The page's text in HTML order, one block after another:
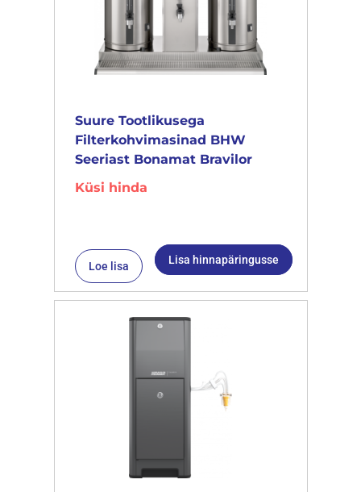
Suure Tootlikusega
Filterkohvimasinad BHW
Seeriast Bonamat Bravilor
Küsi hinda
Loe lisa Lisa hinnapäringusse